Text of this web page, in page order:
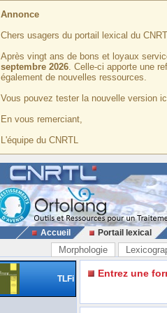
Annonce
Chers usagers du portail lexical du
Après vingt ans de bons et loyaux
septembre 2026. Celle-ci apporte une
également de nouvelles ressources.
Vous pouvez tester la nouvelle version
En vous remerciant,
L'équipe du CNRTL
Accueil Portail lexical
Morphologie
TLFi Entrez une